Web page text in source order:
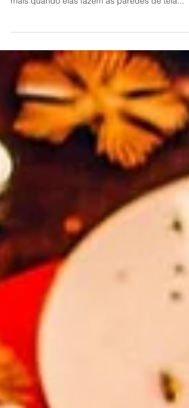
Quem tem filho, sabe: crianças de férias são